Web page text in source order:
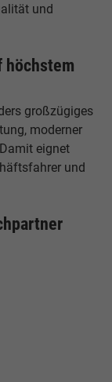
und
höchstem
großzügiges
moderner
eignet
und